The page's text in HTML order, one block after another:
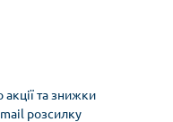
Berlinger haus
та знижки
розсилку